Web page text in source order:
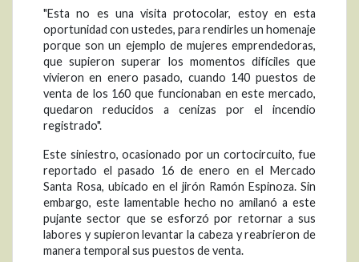
"Esta no es una visita protocolar, estoy en esta
oportunidad con ustedes, para rendirles un homenaje
porque son un ejemplo de mujeres emprendedoras,
que supieron superar los momentos difíciles que
vivieron en enero pasado, cuando 140 puestos de
venta de los 160 que funcionaban en este mercado,
quedaron reducidos a cenizas por el incendio
registrado".
Este siniestro, ocasionado por un cortocircuito, fue
reportado el pasado 16 de enero en el Mercado
Santa Rosa, ubicado en el jirón Ramón Espinoza. Sin
embargo, este lamentable hecho no amilanó a este
pujante sector que se esforzó por retornar a sus
labores y supieron levantar la cabeza y reabrieron de
manera temporal sus puestos de venta.